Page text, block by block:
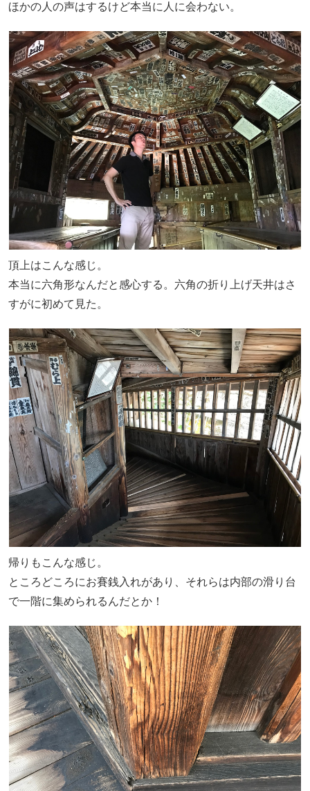
ほかの人の声はするけど本当に人に会わない。
頂上はこんな感じ。
本当に六角形なんだと感心する。六角の折り上げ天井はさ
すがに初めて見た。
帰りもこんな感じ。
ところどころにお賽銭入れがあり、それらは内部の滑り台
で一階に集められるんだとか！